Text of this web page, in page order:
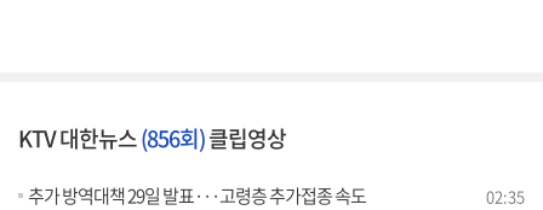
KTV 대한뉴스(856회)클립영상
추가 방역대책 29일 발표···고령층 추가접종 속도 02:35